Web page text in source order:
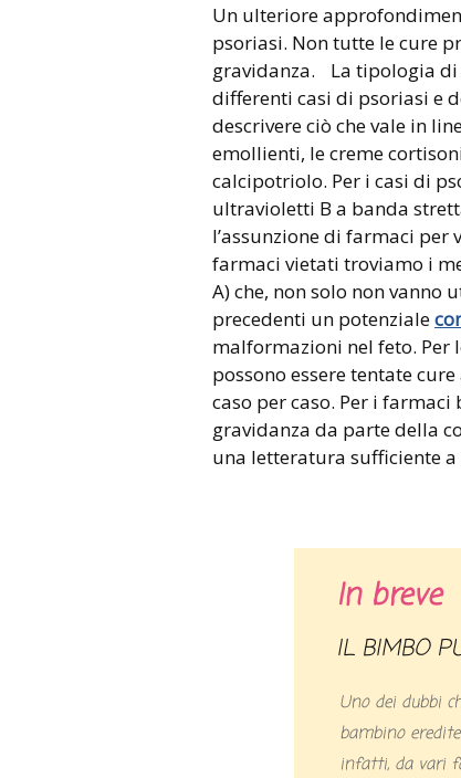
Un ulteriore
psoriasi. Non tutte le cure
gravidanza. La tipologia di
differenti casi di psoriasi e
descrivere ciò che vale in
emollienti, le creme
calcipotriolo. Per i casi di
ultravioletti B a banda
l’assunzione di farmaci per
farmaci vietati troviamo i
A) che, non solo non vanno
precedenti un potenziale
malformazioni nel feto. Per
possono essere tentate
caso per caso. Per i
gravidanza da parte della
una letteratura sufficiente
In breve
IL BIMBO
Uno dei dubbi
bambino
infatti, da vari